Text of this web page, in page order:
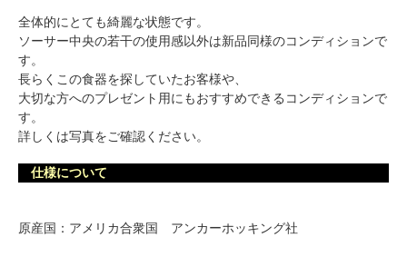
全体的にとても綺麗な状態です。
ソーサー中央の若干の使用感以外は新品同様のコンディションで
す。
長らくこの食器を探していたお客様や、
大切な方へのプレゼント用にもおすすめできるコンディションで
す。
詳しくは写真をご確認ください。
仕様について
原産国：アメリカ合衆国 アンカーホッキング社